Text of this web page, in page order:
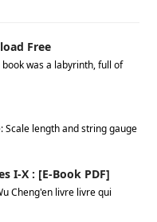
Free
was a labyrinth, full of
Scale length and string gauge
I-X : [E-Book PDF]
Cheng'en livre livre qui